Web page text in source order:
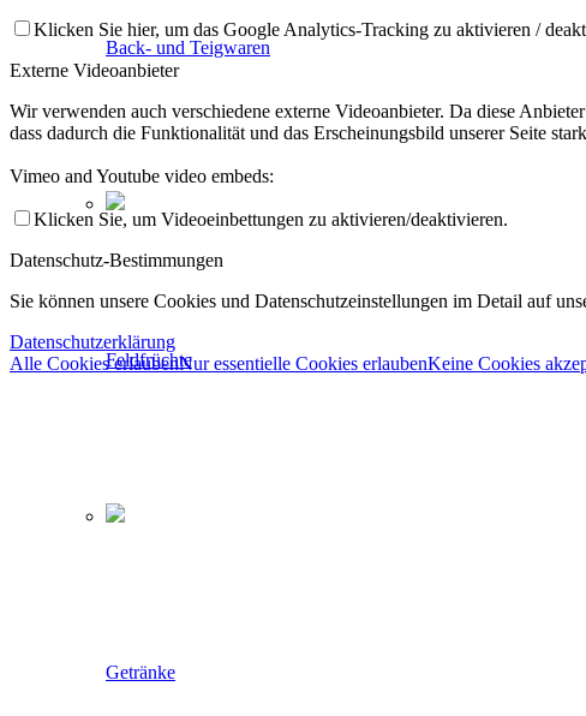
Back- und Teigwaren
Feldfrüchte
Getränke
Klicken Sie hier, um das Google Analytics-Tracking zu aktivieren /
Externe Videoanbieter
Wir verwenden auch verschiedene externe Videoanbieter. Da diese
dass dadurch die Funktionalität und das Erscheinungsbild unserer Seite
Vimeo and Youtube video embeds:
Klicken Sie, um Videoeinbettungen zu aktivieren/deaktivieren.
Datenschutz-Bestimmungen
Sie können unsere Cookies und Datenschutzeinstellungen im Detail auf
Datenschutzerklärung
Alle Cookies erlaubenNur essentielle Cookies erlaubenKeine Cookies